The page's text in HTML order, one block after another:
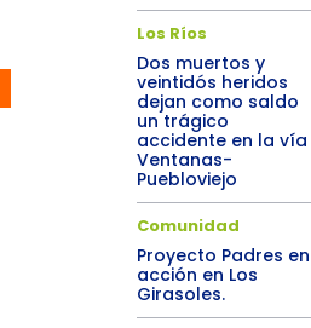
Los Ríos
Dos muertos y
veintidós heridos
dejan como saldo
un trágico
accidente en la vía
Ventanas-
Puebloviejo
Comunidad
Proyecto Padres en
acción en Los
Girasoles.